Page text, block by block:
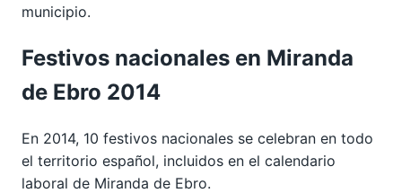
municipio.
Festivos nacionales en Miranda
de Ebro 2014
En 2014, 10 festivos nacionales se celebran en todo
el territorio español, incluidos en el calendario
laboral de Miranda de Ebro.